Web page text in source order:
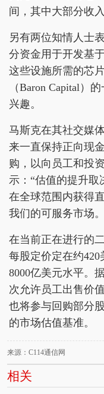
间，其中大部分收
另有两位知情人士
分资金用于开发基
这些设施所需的芯
（Baron Capital）
兴趣。
马斯克在其社交媒
来一直保持正向现
购，以向员工和投
示：“估值的提升取
在全球范围内获得
我们的可服务市场
在当前正在进行的
每股定价定在约
8000亿美元水平。
次允许员工出售价
也将参与回购部分
的市场估值基准。
来源：C114通信网
相关